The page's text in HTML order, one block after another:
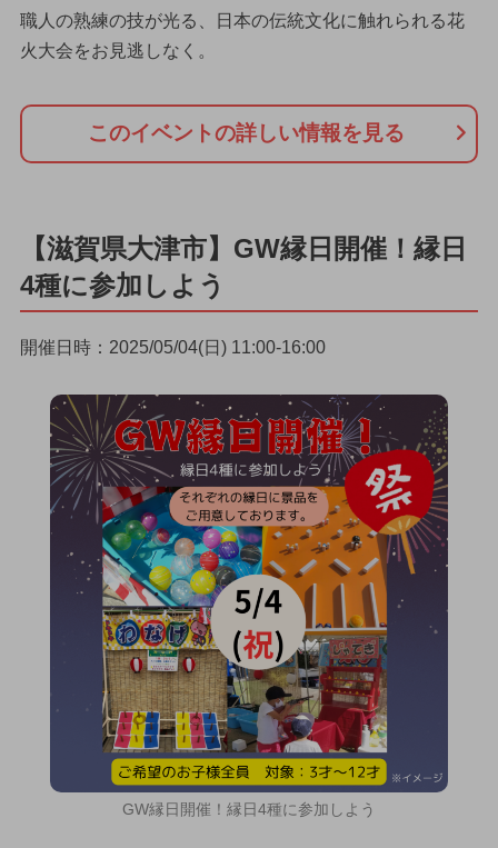
職人の熟練の技が光る、日本の伝統文化に触れられる花
火大会をお見逃しなく。
このイベントの詳しい情報を見る
【滋賀県大津市】GW縁日開催！縁日
4種に参加しよう
開催日時：2025/05/04(日) 11:00-16:00
GW縁日開催！縁日4種に参加しよう